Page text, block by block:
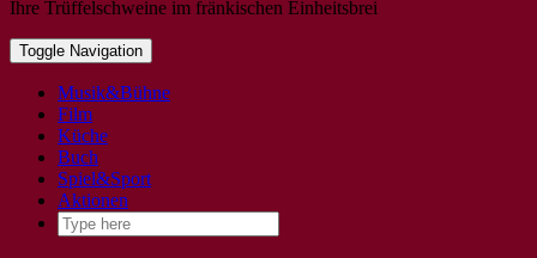
Ihre Trüffelschweine im fränkischen Einheitsbrei
Toggle Navigation
Musik&Bühne
Film
Küche
Buch
Spiel&Sport
Aktionen